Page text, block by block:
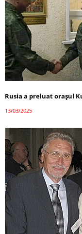
Rusia a preluat orașul
13/03/2025